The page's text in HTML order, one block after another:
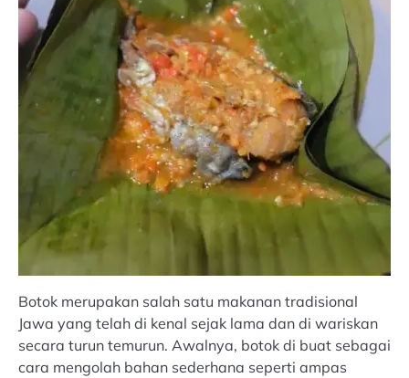
Botok merupakan salah satu makanan tradisional
Jawa yang telah di kenal sejak lama dan di wariskan
secara turun temurun. Awalnya, botok di buat sebagai
cara mengolah bahan sederhana seperti ampas